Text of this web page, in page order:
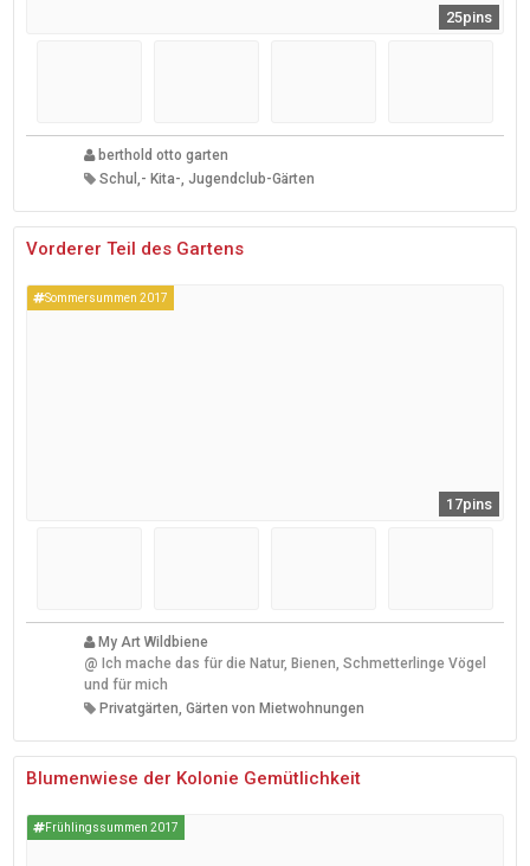
25pins
berthold otto garten
Schul,- Kita-, Jugendclub-Gärten
Vorderer Teil des Gartens
Sommersummen 2017
17pins
My Art Wildbiene
@ Ich mache das für die Natur, Bienen, Schmetterlinge Vögel
und für mich
Privatgärten, Gärten von Mietwohnungen
Blumenwiese der Kolonie Gemütlichkeit
Frühlingssummen 2017